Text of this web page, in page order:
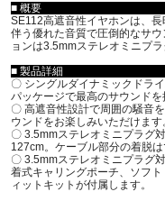
■ 概要
SE112高遮音性イヤホンは、
伴う優れた音質で圧倒的なサ
ョンは3.5mmステレオミニプ
■ 製品詳細
〇 シングルダイナミックドラ
パッケージで最高のサウンドを
〇 高遮音性設計で周囲の騒音
ウンドをお楽しみいただけます
〇 3.5mmステレオミニプラグ
127cm。ケーブル部分の着脱は
〇 3.5mmステレオミニプラグ
着式キャリングポーチ、ソフ
ィットキットが付属します。